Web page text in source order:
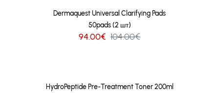
Dermaquest Universal Clarifying Pads
50pads (2 шт)
94.00€ 104.00€
HydroPeptide Pre-Treatment Toner 200ml